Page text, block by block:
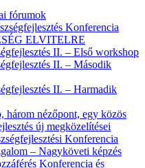
fórumok
Konferencia
ELVITELRE
II. – Első workshop
II. – Második
II. – Harmadik
három nézőpont, egy közös
új megközelítései
Konferencia
– Nagyköveti képzés
Konferencia és